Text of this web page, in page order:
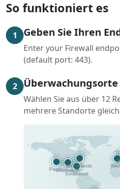
So funktioniert es
1 Geben Sie Ihren
Enter your Firewall
(default port: 443).
2
Wählen Sie aus über 12
mehrere Standorte